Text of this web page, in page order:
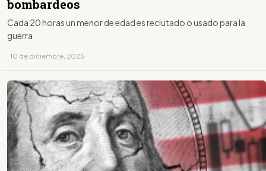
bombardeos
Cada 20 horas un menor de edad es reclutado o usado para la
guerra
· 10 de diciembre, 2025